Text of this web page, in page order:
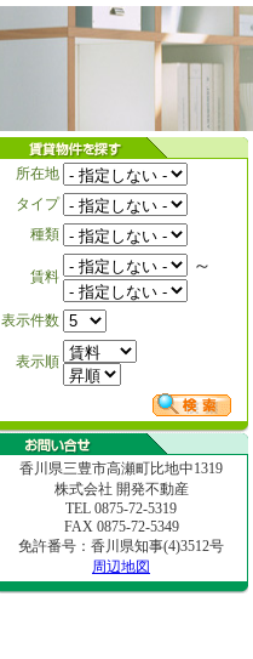
所在地
タイプ
種類
賃料
～
表示件数
表示順
香川県三豊市高瀬町比地中1319
株式会社 開発不動産
TEL 0875-72-5319
FAX 0875-72-5349
免許番号：香川県知事(4)3512号
周辺地図